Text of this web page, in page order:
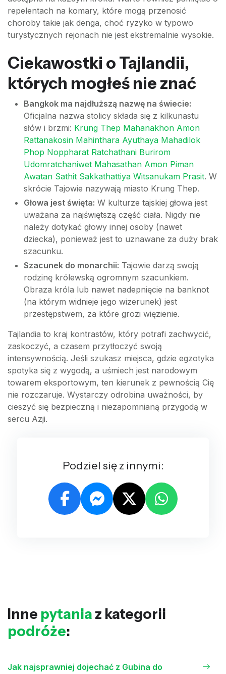
repelentach na komary, które mogą przenosić
choroby takie jak denga, choć ryzyko w typowo
turystycznych rejonach nie jest ekstremalnie wysokie.
Ciekawostki o Tajlandii,
których mogłeś nie znać
Bangkok ma najdłuższą nazwę na świecie:
Oficjalna nazwa stolicy składa się z kilkunastu
słów i brzmi: Krung Thep Mahanakhon Amon
Rattanakosin Mahinthara Ayuthaya Mahadilok
Phop Noppharat Ratchathani Burirom
Udomratchaniwet Mahasathan Amon Piman
Awatan Sathit Sakkathattiya Witsanukam Prasit. W
skrócie Tajowie nazywają miasto Krung Thep.
Głowa jest święta: W kulturze tajskiej głowa jest
uważana za najświętszą część ciała. Nigdy nie
należy dotykać głowy innej osoby (nawet
dziecka), ponieważ jest to uznawane za duży brak
szacunku.
Szacunek do monarchii: Tajowie darzą swoją
rodzinę królewską ogromnym szacunkiem.
Obraza króla lub nawet nadepnięcie na banknot
(na którym widnieje jego wizerunek) jest
przestępstwem, za które grozi więzienie.
Tajlandia to kraj kontrastów, który potrafi zachwycić,
zaskoczyć, a czasem przytłoczyć swoją
intensywnością. Jeśli szukasz miejsca, gdzie egzotyka
spotyka się z wygodą, a uśmiech jest narodowym
towarem eksportowym, ten kierunek z pewnością Cię
nie rozczaruje. Wystarczy odrobina uważności, by
cieszyć się bezpieczną i niezapomnianą przygodą w
sercu Azji.
Podziel się z innymi:
Inne pytania z kategorii
podróże:
Jak najsprawniej dojechać z Gubina do